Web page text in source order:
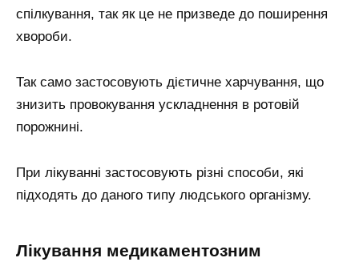
спілкування, так як це не призведе до поширення
хвороби.
Так само застосовують дієтичне харчування, що
знизить провокування ускладнення в ротовій
порожнині.
При лікуванні застосовують різні способи, які
підходять до даного типу людського організму.
Лікування медикаментозним